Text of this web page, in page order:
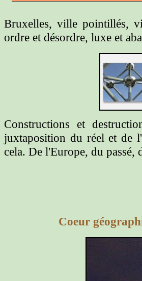
Bruxelles, ville pointillés,
ordre et désordre, luxe et
Constructions et
juxtaposition du réel et de
cela. De l'Europe, du passé,
Coeur